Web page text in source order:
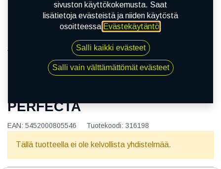
155/70R13 75T SAVA PERFECTA
PERFECTA
EAN: 5452000805546 Tuotekoodi: 316198
Tällä tuotteella ei ole kelvollista yhdistelmää.
sivuston käyttökokemusta. Saat
lisätietoja evästeistä ja niiden käytöstä
osoitteessa Evästekäytäntö.
Salli kaikki evästeet
Salli vain välttämättömät evästeet